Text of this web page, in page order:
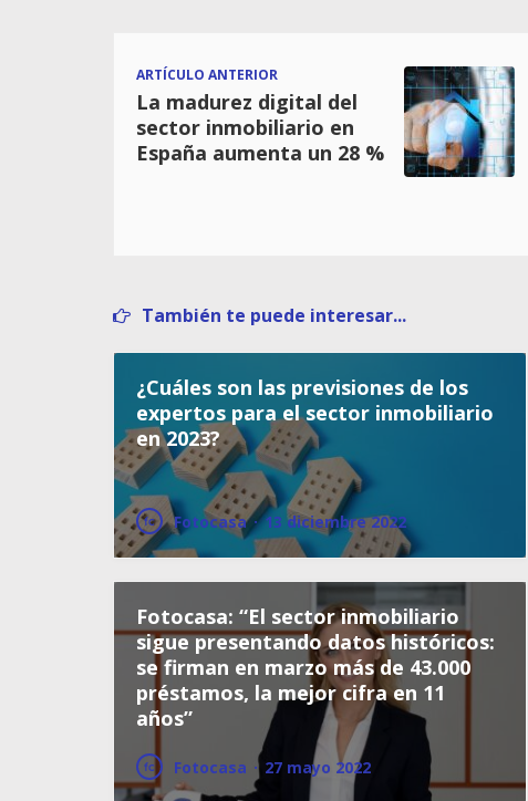
ARTÍCULO ANTERIOR
La madurez digital del
sector inmobiliario en
España aumenta un 28 %
También te puede interesar...
¿Cuáles son las previsiones de los
expertos para el sector inmobiliario
en 2023?
Fotocasa · 13 diciembre 2022
Fotocasa: “El sector inmobiliario
sigue presentando datos históricos:
se firman en marzo más de 43.000
préstamos, la mejor cifra en 11
años”
Fotocasa · 27 mayo 2022